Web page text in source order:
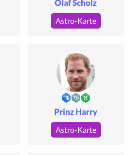
Olaf Scholz
Astro-Karte
Prinz Harry
Astro-Karte